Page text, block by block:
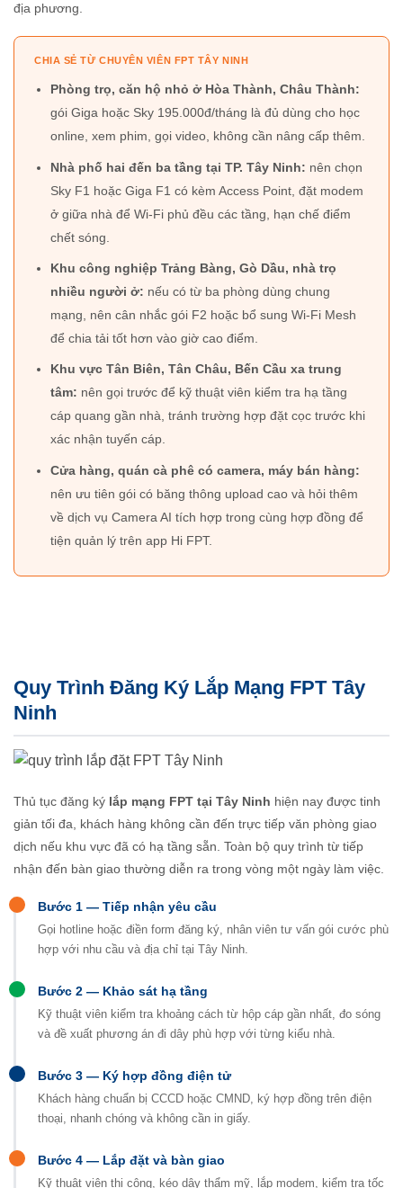
địa phương.
CHIA SẺ TỪ CHUYÊN VIÊN FPT TÂY NINH
Phòng trọ, căn hộ nhỏ ở Hòa Thành, Châu Thành:
gói Giga hoặc Sky 195.000đ/tháng là đủ dùng cho học
online, xem phim, gọi video, không cần nâng cấp thêm.
Nhà phố hai đến ba tầng tại TP. Tây Ninh: nên chọn
Sky F1 hoặc Giga F1 có kèm Access Point, đặt modem
ở giữa nhà để Wi-Fi phủ đều các tầng, hạn chế điểm
chết sóng.
Khu công nghiệp Trảng Bàng, Gò Dầu, nhà trọ
nhiều người ở: nếu có từ ba phòng dùng chung
mạng, nên cân nhắc gói F2 hoặc bổ sung Wi-Fi Mesh
để chia tải tốt hơn vào giờ cao điểm.
Khu vực Tân Biên, Tân Châu, Bến Cầu xa trung
tâm: nên gọi trước để kỹ thuật viên kiểm tra hạ tầng
cáp quang gần nhà, tránh trường hợp đặt cọc trước khi
xác nhận tuyến cáp.
Cửa hàng, quán cà phê có camera, máy bán hàng:
nên ưu tiên gói có băng thông upload cao và hỏi thêm
về dịch vụ Camera AI tích hợp trong cùng hợp đồng để
tiện quản lý trên app Hi FPT.
Quy Trình Đăng Ký Lắp Mạng FPT Tây
Ninh
Thủ tục đăng ký lắp mạng FPT tại Tây Ninh hiện nay được tinh
giản tối đa, khách hàng không cần đến trực tiếp văn phòng giao
dịch nếu khu vực đã có hạ tầng sẵn. Toàn bộ quy trình từ tiếp
nhận đến bàn giao thường diễn ra trong vòng một ngày làm việc.
Bước 1 — Tiếp nhận yêu cầu
Gọi hotline hoặc điền form đăng ký, nhân viên tư vấn gói cước phù
hợp với nhu cầu và địa chỉ tại Tây Ninh.
Bước 2 — Khảo sát hạ tầng
Kỹ thuật viên kiểm tra khoảng cách từ hộp cáp gần nhất, đo sóng
và đề xuất phương án đi dây phù hợp với từng kiểu nhà.
Bước 3 — Ký hợp đồng điện tử
Khách hàng chuẩn bị CCCD hoặc CMND, ký hợp đồng trên điện
thoại, nhanh chóng và không cần in giấy.
Bước 4 — Lắp đặt và bàn giao
Kỹ thuật viên thi công, kéo dây thẩm mỹ, lắp modem, kiểm tra tốc